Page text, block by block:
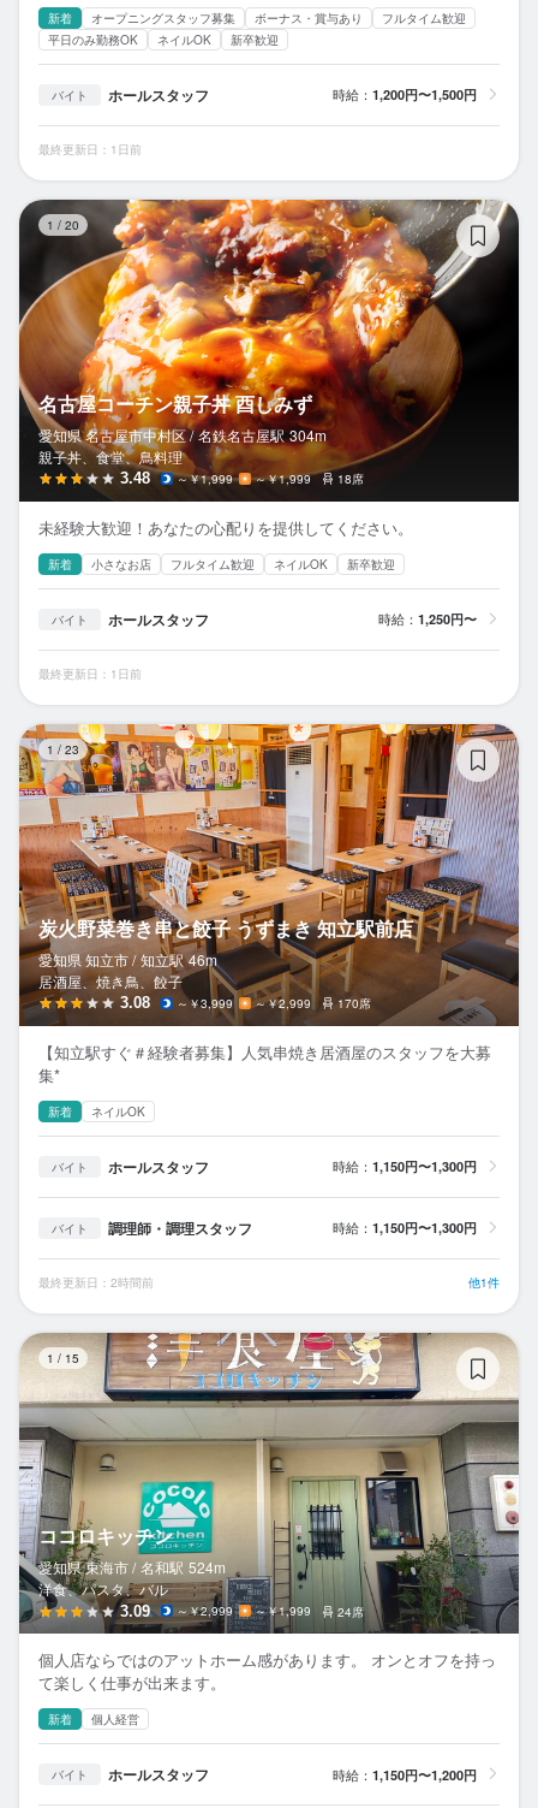
新着 オープニングスタッフ募集 ボーナス・賞与あり
フルタイム歓迎
平日のみ勤務OK
ネイルOK 新卒歓迎
バイト ホールスタッフ 時給： 1,200円〜1,500円
最終更新日：1日前
1 / 20
名古屋コーチン親子丼 酉しみず
愛知県 名古屋市中村区 / 名鉄名古屋駅 304m
親子丼、食堂、鳥料理
3.48 ～￥1,999 ～￥1,999 18席
未経験大歓迎！あなたの心配りを提供してください。
新着 小さなお店 フルタイム歓迎 ネイルOK 新卒歓迎
バイト ホールスタッフ 時給： 1,250円〜
最終更新日：1日前
1 / 23
炭火野菜巻き串と餃子 うずまき 知立駅前店
愛知県 知立市 / 知立駅 46m
居酒屋、焼き鳥、餃子
3.08 ～￥3,999 ～￥2,999 170席
【知立駅すぐ＃経験者募集】人気串焼き居酒屋のスタッフを大募
集*
新着 ネイルOK
バイト ホールスタッフ 時給： 1,150円〜1,300円
バイト 調理師・調理スタッフ 時給： 1,150円〜1,300円
最終更新日：2時間前 他1件
1 / 15
ココロキッチン
愛知県 東海市 / 名和駅 524m
洋食、パスタ、バル
3.09 ～￥2,999 ～￥1,999 24席
個人店ならではのアットホーム感があります。 オンとオフを持っ
て楽しく仕事が出来ます。
新着 個人経営
バイト ホールスタッフ 時給： 1,150円〜1,200円